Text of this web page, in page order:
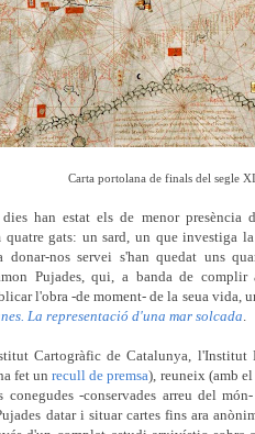
Carta portolana de finals del segle
dies han estat els de menor
quatre gats: un sard, un que investiga
nos servei s'han quedat uns
Pujades, qui, a banda de complir
l'obra -de moment- de la seua vida,
La representació d'una mar solcada.
Cartogràfic de Catalunya, l'Institut
fet unrecull de premsa), reuneix (amb
conegudes -conservades arreu del
datar i situar cartes fins ara